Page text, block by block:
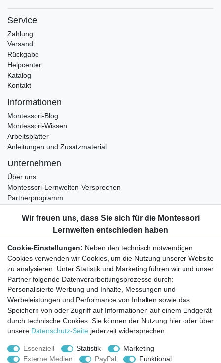
Service
Zahlung
Versand
Rückgabe
Helpcenter
Katalog
Kontakt
Informationen
Montessori-Blog
Montessori-Wissen
Arbeitsblätter
Anleitungen und Zusatzmaterial
Unternehmen
Über uns
Montessori-Lernwelten-Versprechen
Partnerprogramm
Bestellung widerrufen
Datenschutzerklärung
AGB
Impressum
Aktuelles rund um Montessori-Materialien und
Montessori-Pädagogik.
Kostenfreie wöchentliche Infos
Hiermit bestätige ich, dass ich dieDaten­schutz­erklärunggelesen habe. Sie
Cookie-Einstellungen: Neben den technisch notwendigen
Cookies verwenden wir Cookies, um die Nutzung unserer Website
zu analysieren. Unter Statistik und Marketing führen wir und unser
Partner folgende Datenverarbeitungsprozesse durch:
Personalisierte Werbung und Inhalte, Messungen und
Werbeleistungen und Performance von Inhalten sowie das
Speichern von oder Zugriff auf Informationen auf einem Endgerät
durch technische Cookies. Sie können der Nutzung hier oder über
unsere Datenschutz-Seite jederzeit widersprechen.
Essenziell Statistik
Marketing
Externe Medien
PayPal Funktional